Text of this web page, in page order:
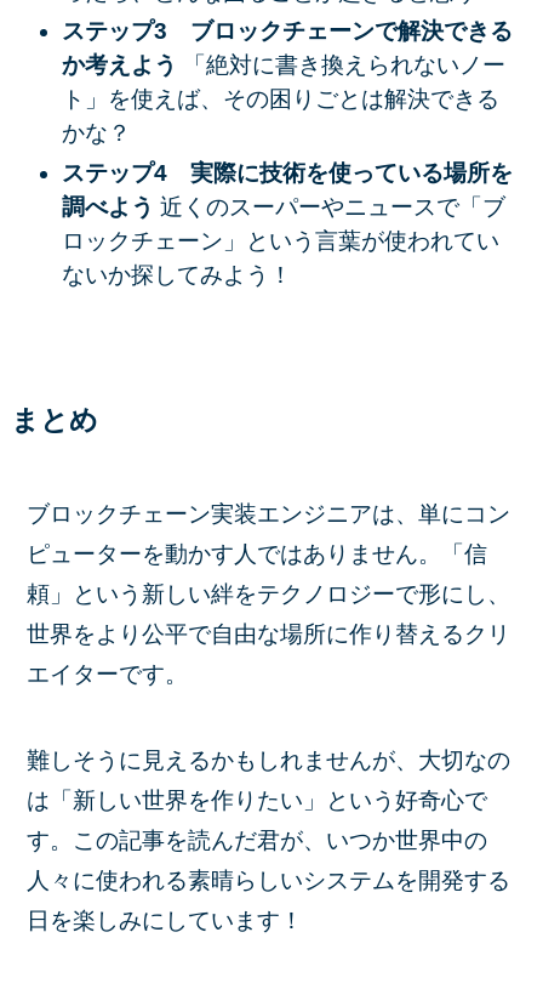
ステップ3 ブロックチェーンで解決できる
か考えよう
「絶対に書き換えられないノー
ト」を使えば、その困りごとは解決できる
かな？
ステップ4 実際に技術を使っている場所を
調べよう 近くのスーパーやニュースで「ブ
ロックチェーン」という言葉が使われてい
ないか探してみよう！
まとめ
ブロックチェーン実装エンジニアは、単にコン
ピューターを動かす人ではありません。「信
頼」という新しい絆をテクノロジーで形にし、
世界をより公平で自由な場所に作り替えるクリ
エイターです。
難しそうに見えるかもしれませんが、大切なの
は「新しい世界を作りたい」という好奇心で
す。この記事を読んだ君が、いつか世界中の
人々に使われる素晴らしいシステムを開発する
日を楽しみにしています！